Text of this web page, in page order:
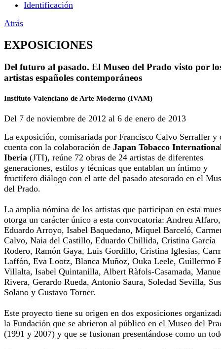
Atrás
EXPOSICIONES
Del futuro al pasado. El Museo del Prado visto por
artistas españoles contemporáneos
Instituto Valenciano de Arte Moderno (IVAM)
Del 7 de noviembre de 2012 al 6 de enero de 2013
La exposición, comisariada por Francisco Calvo Serraller y
cuenta con la colaboración de Japan Tobacco
Iberia (JTI), reúne 72 obras de 24 artistas de diferentes
generaciones, estilos y técnicas que entablan un íntimo y
fructífero diálogo con el arte del pasado atesorado en el
del Prado.
La amplia nómina de los artistas que participan en esta
otorga un carácter único a esta convocatoria: Andreu Alfaro,
Eduardo Arroyo, Isabel Baquedano, Miquel Barceló,
Calvo, Naia del Castillo, Eduardo Chillida, Cristina García
Rodero, Ramón Gaya, Luis Gordillo, Cristina Iglesias,
Laffón, Eva Lootz, Blanca Muñoz, Ouka Leele, Guillermo
Villalta, Isabel Quintanilla, Albert Ràfols-Casamada,
Rivera, Gerardo Rueda, Antonio Saura, Soledad Sevilla,
Solano y Gustavo Torner.
Este proyecto tiene su origen en dos exposiciones
la Fundación que se abrieron al público en el Museo del
(1991 y 2007) y que se fusionan presentándose como un